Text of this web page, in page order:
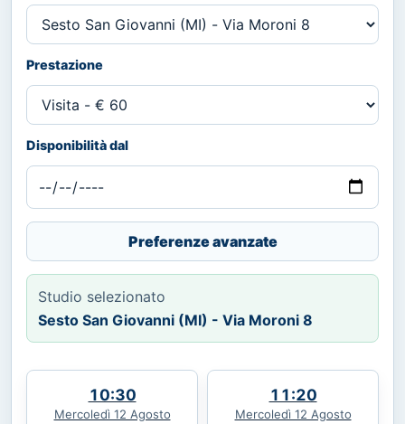
Prestazione
Disponibilità dal
Preferenze avanzate
Studio selezionato
Sesto San Giovanni (MI) - Via Moroni 8
10:30
Mercoledì 12 Agosto
11:20
Mercoledì 12 Agosto